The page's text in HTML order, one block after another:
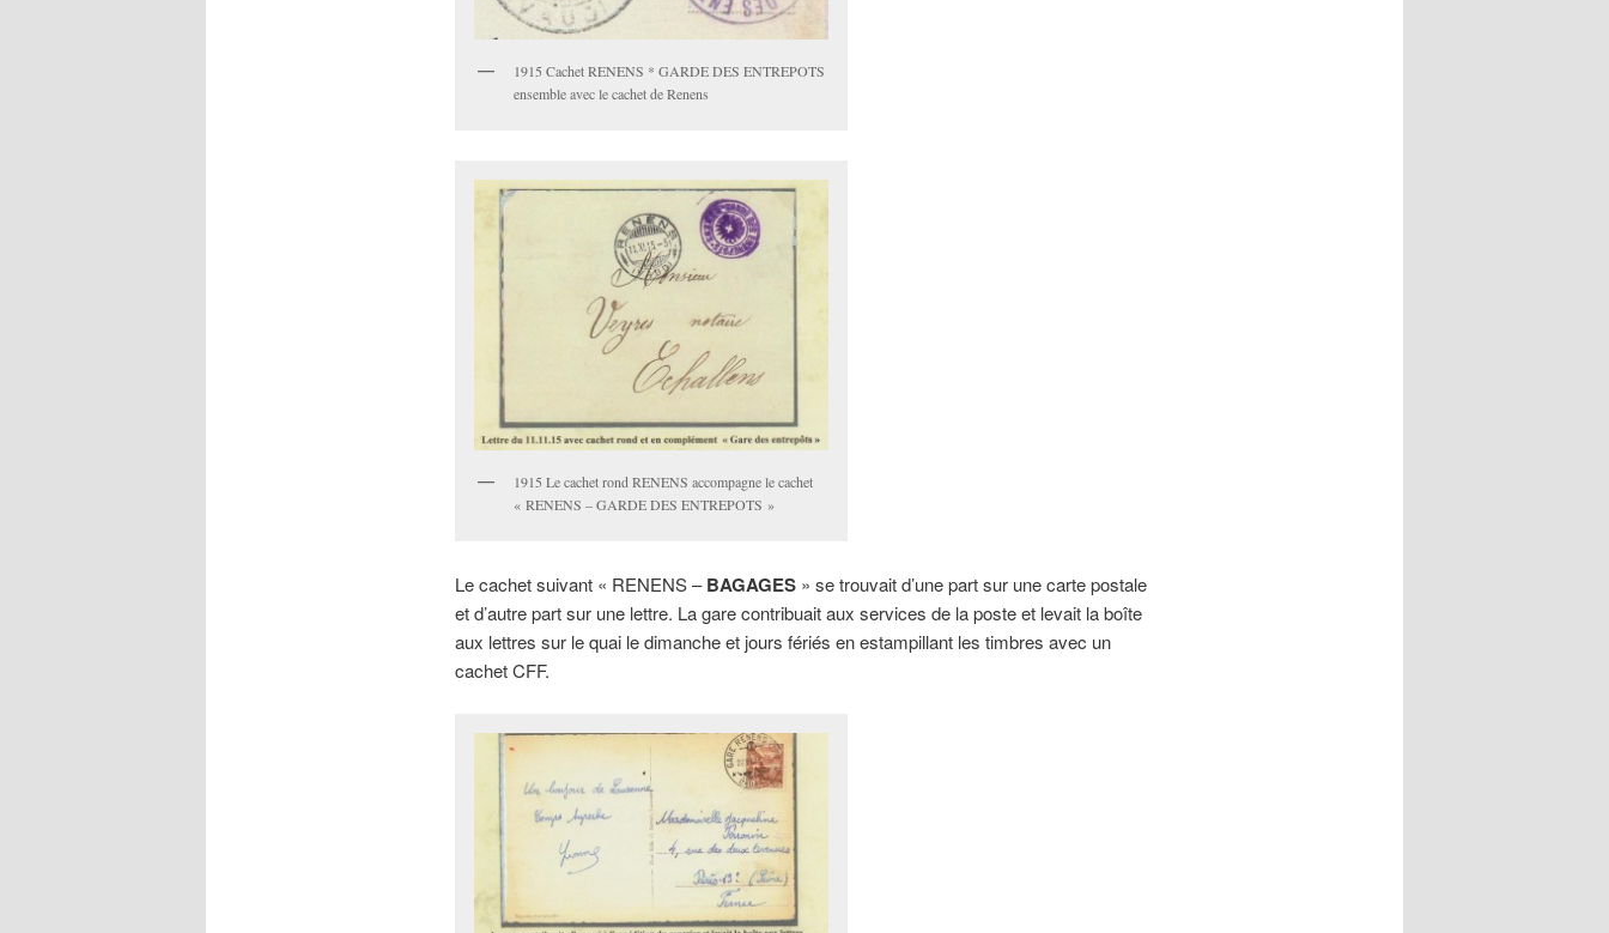
1915 Cachet RENENS * GARDE DES ENTREPOTS
ensemble avec le cachet de Renens
1915 Le cachet rond RENENS accompagne le cachet
« RENENS – GARDE DES ENTREPOTS »
Le cachet suivant « RENENS –BAGAGES» se trouvait d’une part sur une carte postale
et d’autre part sur une lettre. La gare contribuait aux services de la poste et levait la boîte
aux lettres sur le quai le dimanche et jours fériés en estampillant les timbres avec un
cachet CFF.